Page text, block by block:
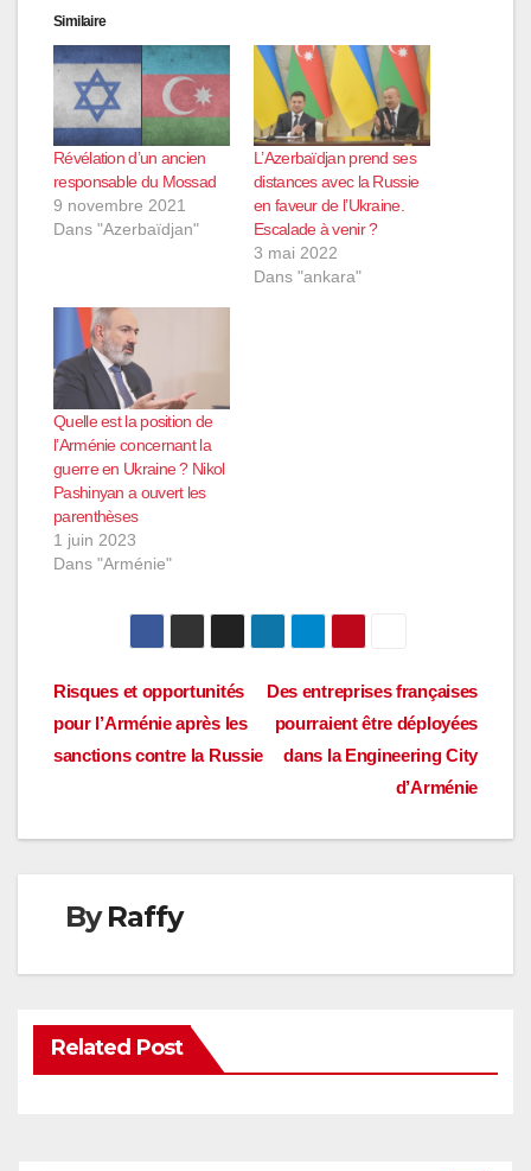
Similaire
Révélation d’un ancien
responsable du Mossad
9 novembre 2021
Dans "Azerbaïdjan"
L’Azerbaïdjan prend ses
distances avec la Russie
en faveur de l’Ukraine.
Escalade à venir ?
3 mai 2022
Dans "ankara"
Quelle est la position de
l’Arménie concernant la
guerre en Ukraine ? Nikol
Pashinyan a ouvert les
parenthèses
1 juin 2023
Dans "Arménie"
Navigation
de
Des entreprises françaises
pourraient être déployées
dans la Engineering City
d’Arménie
Risques et opportunités
pour l’Arménie après les
sanctions contre la Russie
ByRaffy
Related Post